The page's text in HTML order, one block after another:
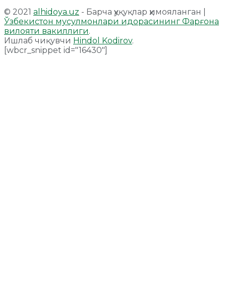
© 2021 alhidoya.uz - Барча ҳуқуқлар ҳимояланган |
Ўзбекистон мусулмонлари идорасининг Фарғона
вилояти вакиллиги.
Ишлаб чиқувчи Hindol Kodirov.
[wbcr_snippet id="16430"]